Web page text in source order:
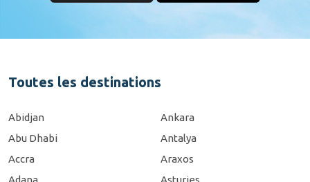
Toutes les destinations
Abidjan
Abu Dhabi
Accra
Adana
Ankara
Antalya
Araxos
Asturies